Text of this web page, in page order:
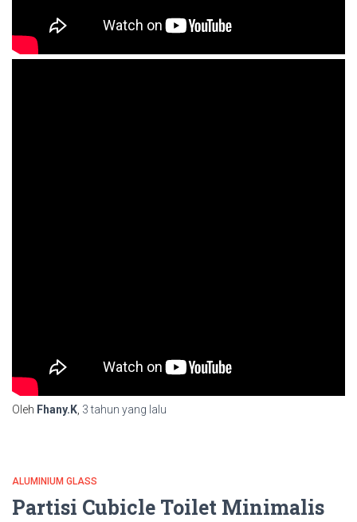
Oleh Fhany.K 3 tahun yang lalu
ALUMINIUM GLASS
Partisi Cubicle Toilet Minimalis